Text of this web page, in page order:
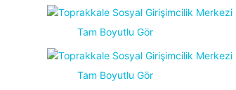
Tam Boyutlu Gör
Tam Boyutlu Gör